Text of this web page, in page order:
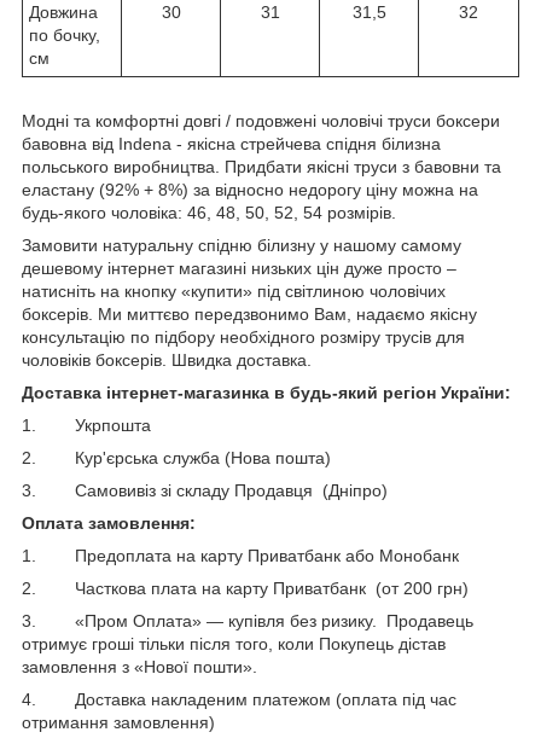
Довжина
по бочку,
см
30 31 31,5 32
Модні та комфортні довгі / подовжені чоловічі труси боксери
бавовна від Indena - якісна стрейчева спідня білизна
польського виробництва. Придбати якісні труси з бавовни та
еластану (92% + 8%) за відносно недорогу ціну можна на
будь-якого чоловіка: 46, 48, 50, 52, 54 розмірів.
Замовити натуральну спідню білизну у нашому самому
дешевому інтернет магазині низьких цін дуже просто –
натисніть на кнопку «купити» під світлиною чоловічих
боксерів. Ми миттєво передзвонимо Вам, надаємо якісну
консультацію по підбору необхідного розміру трусів для
чоловіків боксерів. Швидка доставка.
Доставка інтернет-магазинка в будь-який регіон України:
1. Укрпошта
2. Кур'єрська служба (Нова пошта)
3. Самовивіз зі складу Продавця (Дніпро)
Оплата замовлення:
1. Предоплата на карту Приватбанк або Монобанк
2. Часткова плата на карту Приватбанк (от 200 грн)
3. «Пром Оплата» — купівля без ризику. Продавець
отримує гроші тільки після того, коли Покупець дістав
замовлення з «Нової пошти».
4. Доставка накладеним платежом (оплата під час
отримання замовлення)